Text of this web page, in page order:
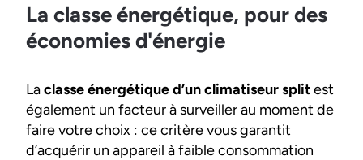
La classe énergétique, pour des
économies d'énergie
Laclasse énergétique d’un climatiseur splitest
également un facteur à surveiller au moment de
faire votre choix : ce critère vous garantit
d’acquérir un appareil à faible consommation